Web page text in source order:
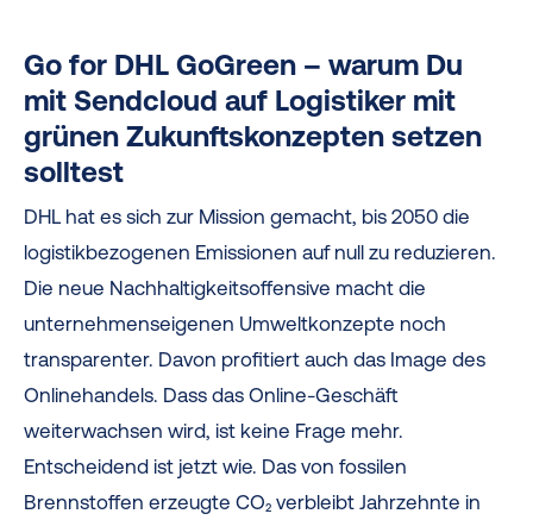
Go for DHL GoGreen – warum Du
mit Sendcloud auf Logistiker mit
grünen Zukunftskonzepten setzen
solltest
DHL hat es sich zur Mission gemacht, bis 2050 die
logistikbezogenen Emissionen auf null zu reduzieren.
Die neue Nachhaltigkeitsoffensive macht die
unternehmenseigenen Umweltkonzepte noch
transparenter. Davon profitiert auch das Image des
Onlinehandels. Dass das Online-Geschäft
weiterwachsen wird, ist keine Frage mehr.
Entscheidend ist jetzt wie. Das von fossilen
Brennstoffen erzeugte CO₂ verbleibt Jahrzehnte in